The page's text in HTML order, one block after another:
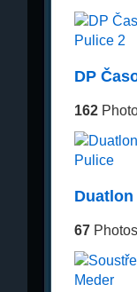
DP
162
67Photos